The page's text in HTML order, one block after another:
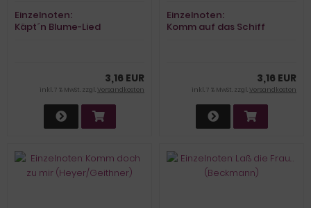
Einzelnoten:
Käpt´n Blume-Lied
3,16 EUR
inkl. 7 % MwSt. zzgl.Versandkosten
Einzelnoten:
Komm auf das Schiff
3,16 EUR
inkl. 7 % MwSt. zzgl.Versandkosten